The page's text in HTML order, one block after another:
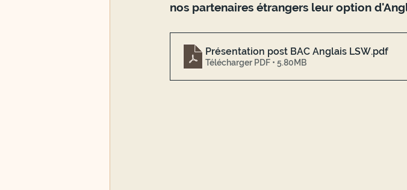
nos partenaires étrangers leur option
Présentation post BAC Anglais LSW.pdf
Télécharger PDF • 5.80MB